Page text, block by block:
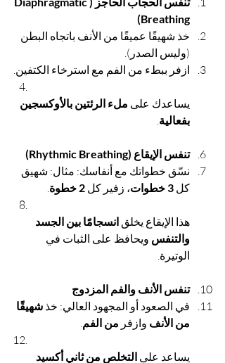
Breathing)
خذ شهيقًا عميقًا من الأنف باتجاه البطن
(وليس الصدر).
ازفر ببطء من الفم مع استرخاء الكتفين.
يساعدك على ملء الرئتين بالأوكسجين
بفعالية.
تنفس الإيقاع (Rhythmic Breathing)
نسّق خطواتك مع أنفاسك: مثال: شهيق
كل 3 خطوات ، زفير كل 2 خطوة .
هذا الإيقاع يخلق انسجامًا بين الجسد
والتنفس ويحافظ على الثبات في
الوتيرة.
تنفس الأنف والفم المزدوج
في الصعود أو المجهود العالي: خذ شهيقًا
من الأنف وازفر من الفم.
يساعد على التخلص من ثاني أكسيد